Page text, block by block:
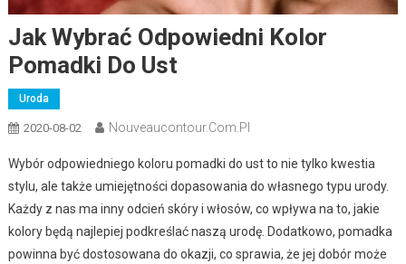
Jak Wybrać Odpowiedni Kolor
Pomadki Do Ust
Uroda
2020-08-02 Nouveaucontour.com.pl
Wybór odpowiedniego koloru pomadki do ust to nie tylko kwestia
stylu, ale także umiejętności dopasowania do własnego typu urody.
Każdy z nas ma inny odcień skóry i włosów, co wpływa na to, jakie
kolory będą najlepiej podkreślać naszą urodę. Dodatkowo, pomadka
powinna być dostosowana do okazji, co sprawia, że jej dobór może